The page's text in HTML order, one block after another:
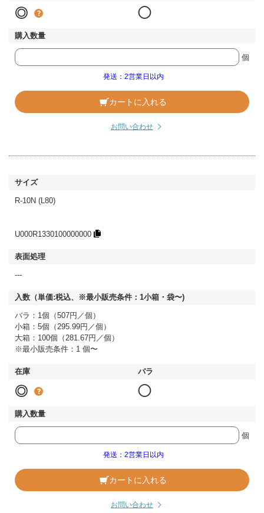
◎ ◯
個
発送：2営業日以内
カートに入れる
お問い合わせ
R-10N (L80)
U000R1330100000000
---
バラ：1個（507円／個）
小箱：5個（295.99円／個）
大箱：100個（281.67円／個）
※最小販売条件：1 個〜
◎ ◯
個
発送：2営業日以内
カートに入れる
お問い合わせ